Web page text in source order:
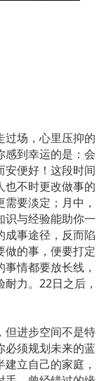
过场，心里压抑的
感到幸运的是：会
安便好！这段时间
也不时更改做事的
要淡定；月中，
识与经验能助你一
成事途径，反而陷
做的事，便要打定
情都要放长线，
力。22日之后，
但进步空间不是特
必须规划未来的蓝
立自己的家庭，